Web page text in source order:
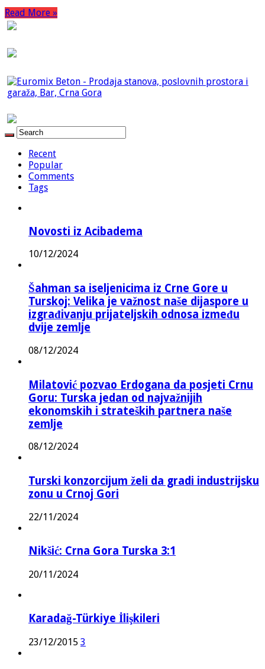
Read More »
Recent
Popular
Comments
Tags
Novosti iz Acibadema
10/12/2024
Šahman sa iseljenicima iz Crne Gore u
Turskoj: Velika je važnost naše dijaspore u
izgrađivanju prijateljskih odnosa između
dvije zemlje
08/12/2024
Milatović pozvao Erdogana da posjeti Crnu
Goru: Turska jedan od najvažnijih
ekonomskih i strateških partnera naše
zemlje
08/12/2024
Turski konzorcijum želi da gradi industrijsku
zonu u Crnoj Gori
22/11/2024
Nikšić: Crna Gora Turska 3:1
20/11/2024
Karadağ-Türkiye İlişkileri
23/12/2015 3